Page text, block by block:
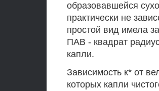
образовавшейся
практически не
простой вид имела
ПАВ - квадрат
капли.
Зависимость к* от
которых капли